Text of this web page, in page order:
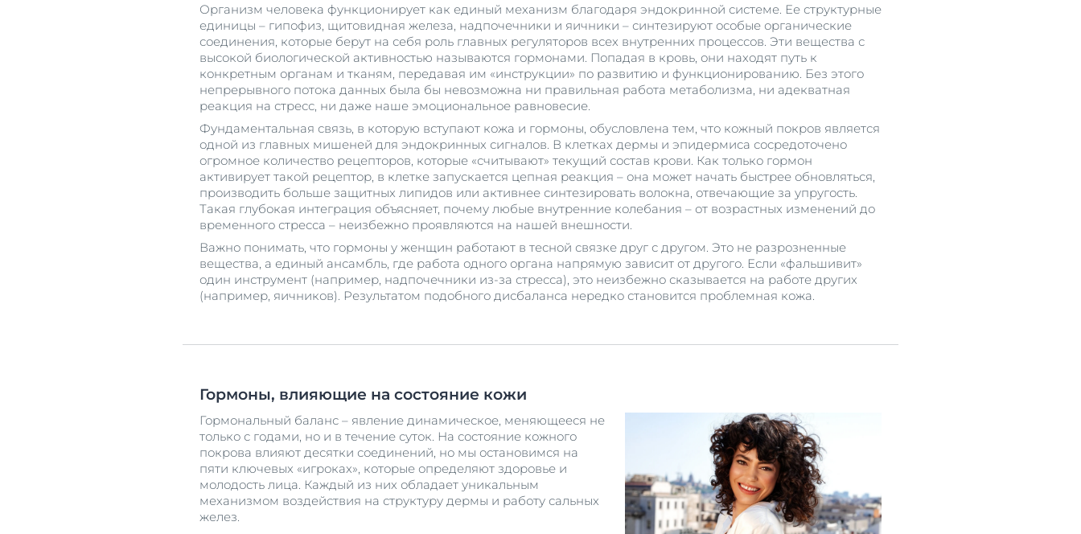
Организм человека функционирует как единый механизм благодаря эндокринной системе. Ее структурные
единицы – гипофиз, щитовидная железа, надпочечники и яичники – синтезируют особые органические
соединения, которые берут на себя роль главных регуляторов всех внутренних процессов. Эти вещества с
высокой биологической активностью называются гормонами. Попадая в кровь, они находят путь к
конкретным органам и тканям, передавая им «инструкции» по развитию и функционированию. Без этого
непрерывного потока данных была бы невозможна ни правильная работа метаболизма, ни адекватная
реакция на стресс, ни даже наше эмоциональное равновесие.
Фундаментальная связь, в которую вступают кожа и гормоны, обусловлена тем, что кожный покров является
одной из главных мишеней для эндокринных сигналов. В клетках дермы и эпидермиса сосредоточено
огромное количество рецепторов, которые «считывают» текущий состав крови. Как только гормон
активирует такой рецептор, в клетке запускается цепная реакция – она может начать быстрее обновляться,
производить больше защитных липидов или активнее синтезировать волокна, отвечающие за упругость.
Такая глубокая интеграция объясняет, почему любые внутренние колебания – от возрастных изменений до
временного стресса – неизбежно проявляются на нашей внешности.
Важно понимать, что гормоны у женщин работают в тесной связке друг с другом. Это не разрозненные
вещества, а единый ансамбль, где работа одного органа напрямую зависит от другого. Если «фальшивит»
один инструмент (например, надпочечники из-за стресса), это неизбежно сказывается на работе других
(например, яичников). Результатом подобного дисбаланса нередко становится проблемная кожа.
Гормоны, влияющие на состояние кожи
Гормональный баланс – явление динамическое, меняющееся не
только с годами, но и в течение суток. На состояние кожного
покрова влияют десятки соединений, но мы остановимся на
пяти ключевых «игроках», которые определяют здоровье и
молодость лица. Каждый из них обладает уникальным
механизмом воздействия на структуру дермы и работу сальных
желез.